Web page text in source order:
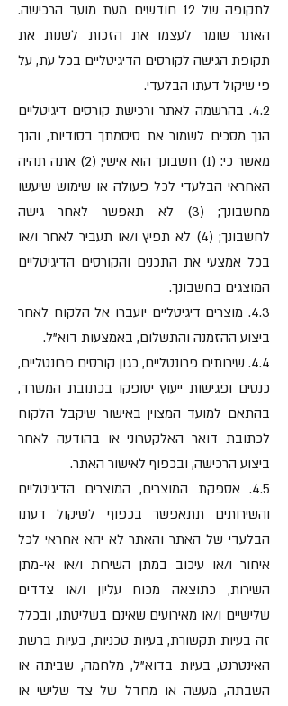
לתקופה של 12 חודשים מעת מועד הרכישה.
האתר שומר לעצמו את הזכות לשנות את
תקופת הגישה לקורסים הדיגיטליים בכל עת, על
פי שיקול דעתו הבלעדי.
4.2. בהרשמה לאתר ורכישת קורסים דיגיטליים
הנך מסכים לשמור את סיסמתך בסודיות, והנך
מאשר כי: (1) חשבונך הוא אישי; (2) אתה תהיה
האחראי הבלעדי לכל פעולה או שימוש שיעשו
מחשבונך; (3) לא תאפשר לאחר גישה
לחשבונך; (4) לא תפיץ ו/או תעביר לאחר ו/או
בכל אמצעי את התכנים והקורסים הדיגיטליים
המוצגים בחשבונך.
4.3. מוצרים דיגיטליים יועברו אל הלקוח לאחר
ביצוע ההזמנה והתשלום, באמצעות דוא"ל.
4.4. שירותים פרונטליים, כגון קורסים פרונטליים,
כנסים ופגישות ייעוץ יסופקו בכתובת המשרד,
בהתאם למועד המצוין באישור שיקבל הלקוח
לכתובת דואר האלקטרוני או בהודעה לאחר
ביצוע הרכישה, ובכפוף לאישור האתר.
4.5. אספקת המוצרים, המוצרים הדיגיטליים
והשירותים תתאפשר בכפוף לשיקול דעתו
הבלעדי של האתר והאתר לא יהא אחראי לכל
איחור ו/או עיכוב במתן השירות ו/או אי-מתן
השירות, כתוצאה מכוח עליון ו/או צדדים
שלישיים ו/או מאירועים שאינם בשליטתו, ובכלל
זה בעיות תקשורת, בעיות טכניות, בעיות ברשת
האינטרנט, בעיות בדוא"ל, מלחמה, שביתה או
השבתה, מעשה או מחדל של צד שלישי או